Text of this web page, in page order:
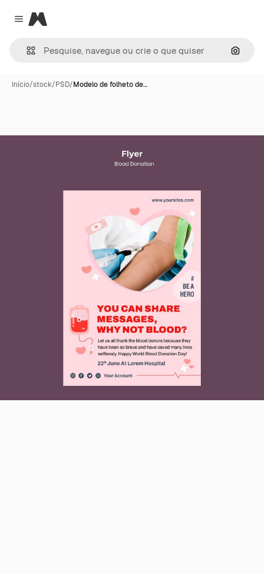
Close menu
Magnific
Início/stock/PSD/Modelo de folheto de…